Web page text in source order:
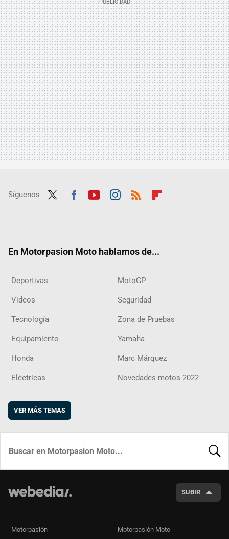
Síguenos
En Motorpasion Moto hablamos de...
Deportivas MotoGP
Vídeos Seguridad
Tecnología Zona de Pruebas
Equipamiento Yamaha
Honda Marc Márquez
Eléctricas Novedades motos 2022
VER MÁS TEMAS
SUBIR
Motorpasión Motorpasión Moto